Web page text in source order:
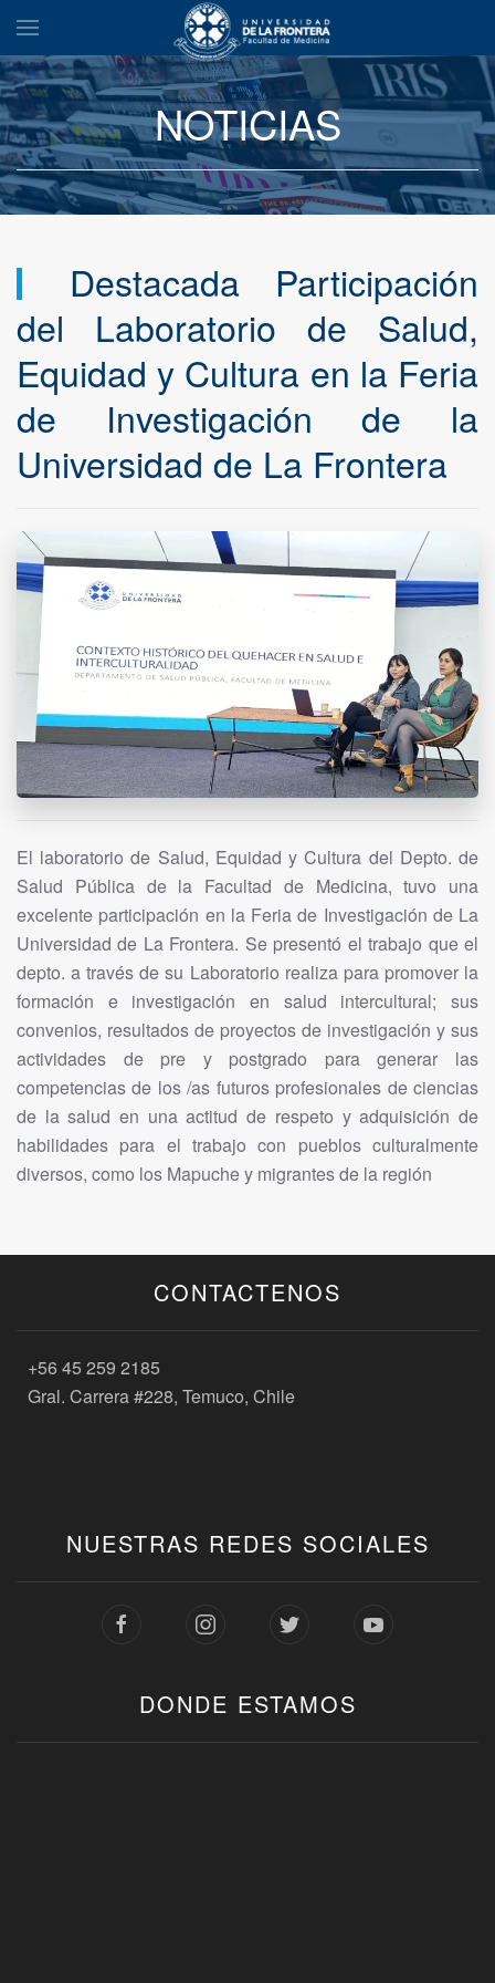
NOTICIAS
Destacada Participación
del Laboratorio de Salud,
Equidad y Cultura en la Feria
de Investigación de la
Universidad de La Frontera
El laboratorio de Salud, Equidad y Cultura del Depto. de
Salud Pública de la Facultad de Medicina, tuvo una
excelente participación en la Feria de Investigación de La
Universidad de La Frontera. Se presentó el trabajo que el
depto. a través de su Laboratorio realiza para promover la
formación e investigación en salud intercultural; sus
convenios, resultados de proyectos de investigación y sus
actividades de pre y postgrado para generar las
competencias de los /as futuros profesionales de ciencias
de la salud en una actitud de respeto y adquisición de
habilidades para el trabajo con pueblos culturalmente
diversos, como los Mapuche y migrantes de la región
CONTACTENOS
+56 45 259 2185
Gral. Carrera #228, Temuco, Chile
NUESTRAS REDES SOCIALES
DONDE ESTAMOS